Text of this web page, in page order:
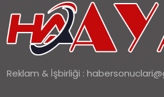
SIYASET
SPOR
Reklam & İşbirliği :